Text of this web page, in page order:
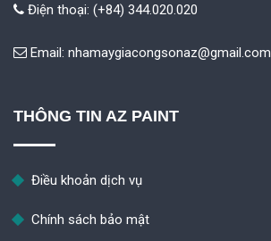
Điện thoại: (+84) 344.020.020
Email: nhamaygiacongsonaz@gmail.com
THÔNG TIN AZ PAINT
Điều khoản dịch vụ
Chính sách bảo mật